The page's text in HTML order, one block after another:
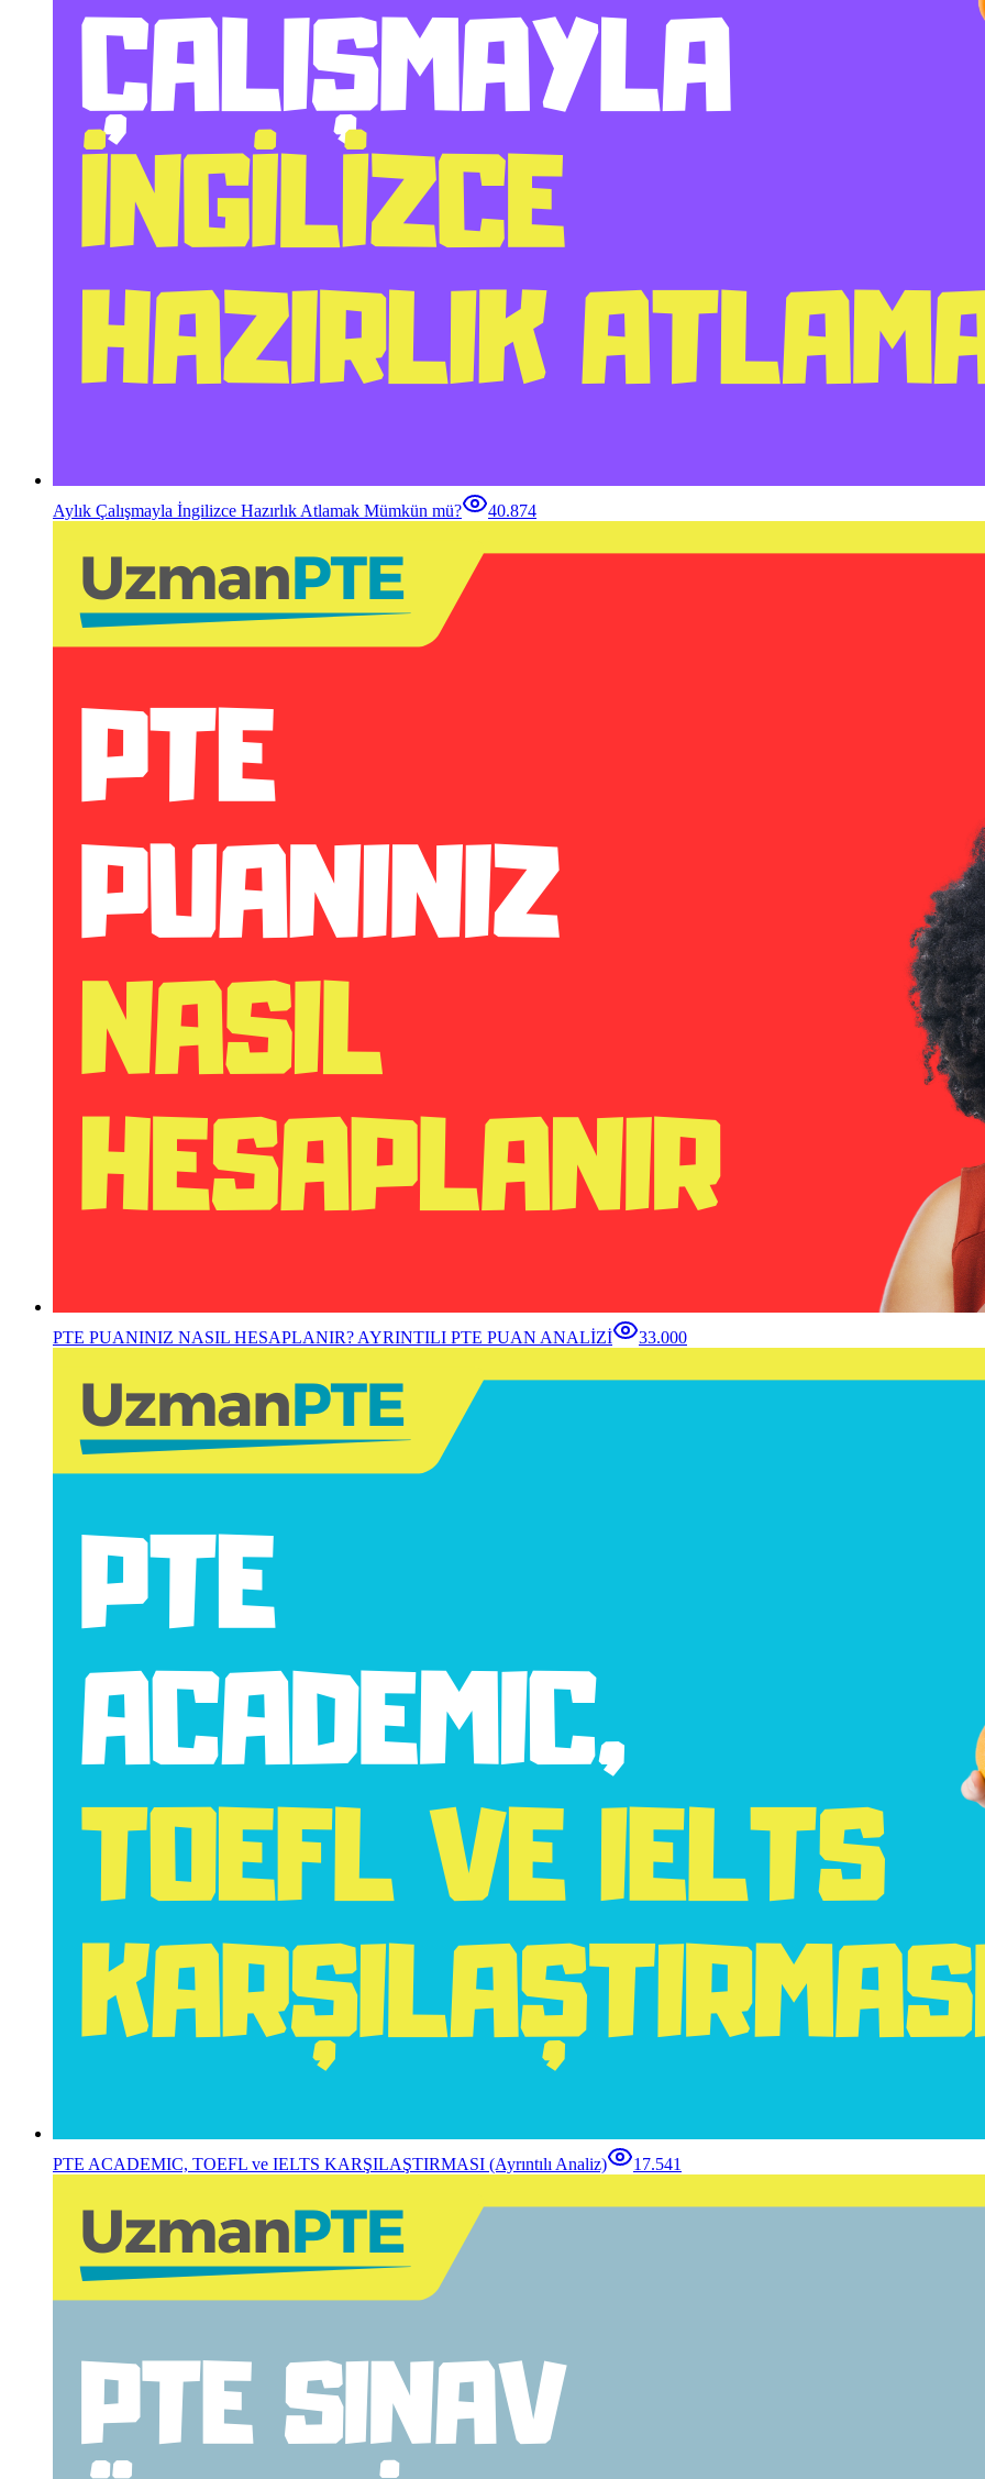
Aylık Çalışmayla İngilizce Hazırlık Atlamak Mümkün mü? 40.874
PTE PUANINIZ NASIL HESAPLANIR? AYRINTILI PTE PUAN ANALİZİ 33.000
PTE ACADEMIC, TOEFL ve IELTS KARŞILAŞTIRMASI (Ayrıntılı Analiz) 17.541